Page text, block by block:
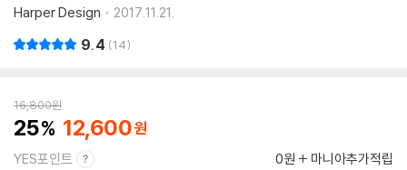
Harper Design
2017.11.21.
9.4 14
16,800원
25 12,600
YES포인트 0원 마니아추가적립